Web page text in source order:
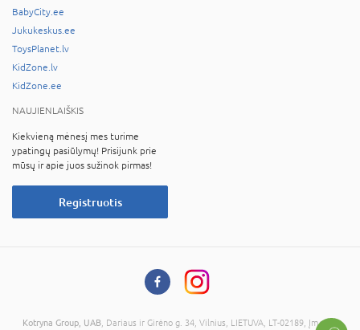
BabyCity.ee
Jukukeskus.ee
ToysPlanet.lv
KidZone.lv
KidZone.ee
NAUJIENLAIŠKIS
Kiekvieną mėnesį mes turime
ypatingų pasiūlymų! Prisijunk prie
mūsų ir apie juos sužinok pirmas!
Registruotis
Kotryna Group, UAB , Dariaus ir Girėno g. 34, Vilnius, LIETUVA, LT-02189, Įmonės